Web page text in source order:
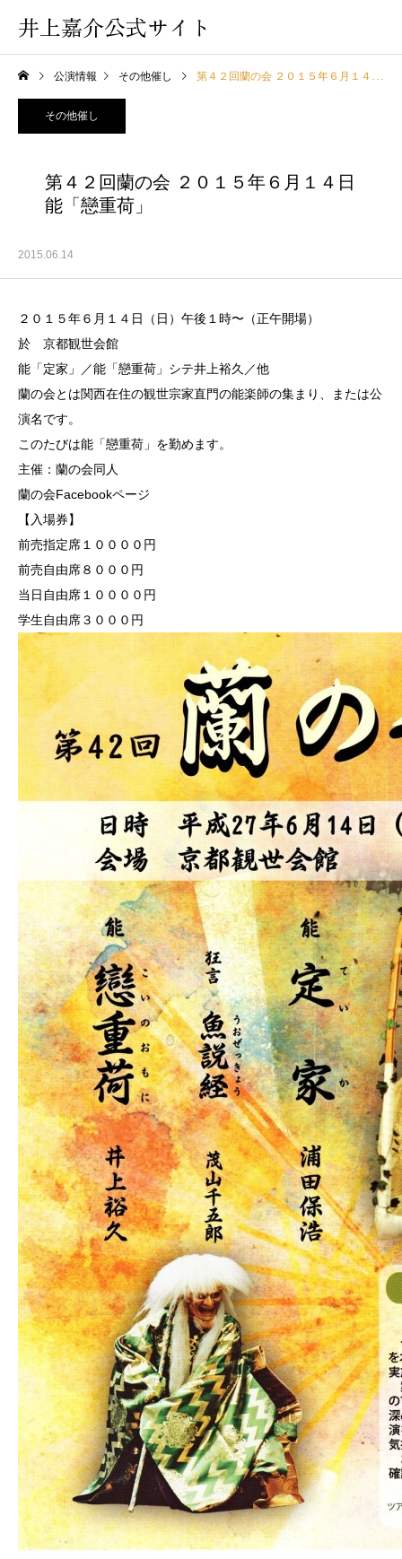
井上嘉介公式サイト
公演情報 その他催し 第４２回蘭の会 ２０１５年６月１４日能「戀重荷」
その他催し
第４２回蘭の会 ２０１５年６月１４日
能「戀重荷」
2015.06.14
２０１５年６月１４日（日）午後１時〜（正午開場）
於 京都観世会館
能「定家」／能「戀重荷」シテ井上裕久／他
蘭の会とは関西在住の観世宗家直門の能楽師の集まり、または公
演名です。
このたびは能「戀重荷」を勤めます。
主催：蘭の会同人
蘭の会Facebookページ
【入場券】
前売指定席１００００円
前売自由席８０００円
当日自由席１００００円
学生自由席３０００円